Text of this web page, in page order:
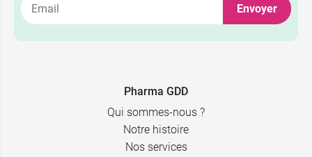
Biogaran 2,49 €
Envoyer
Pharma GDD
Qui sommes-nous ?
Notre histoire
Nos services